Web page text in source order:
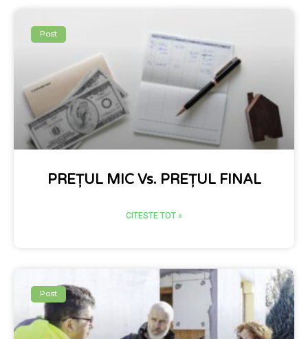
Post
PREȚUL MIC Vs. PREȚUL FINAL
CITESTE TOT »
Post